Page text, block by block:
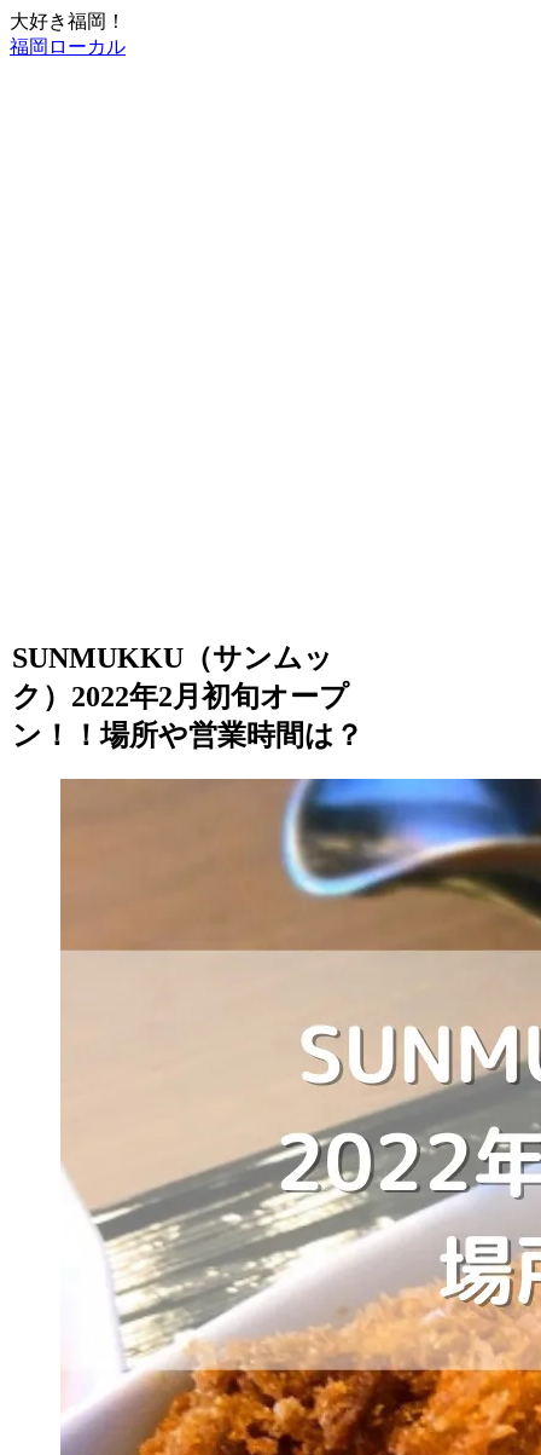
大好き福岡！
福岡ローカル
SUNMUKKU（サンムッ
ク）2022年2月初旬オープ
ン！！場所や営業時間は？